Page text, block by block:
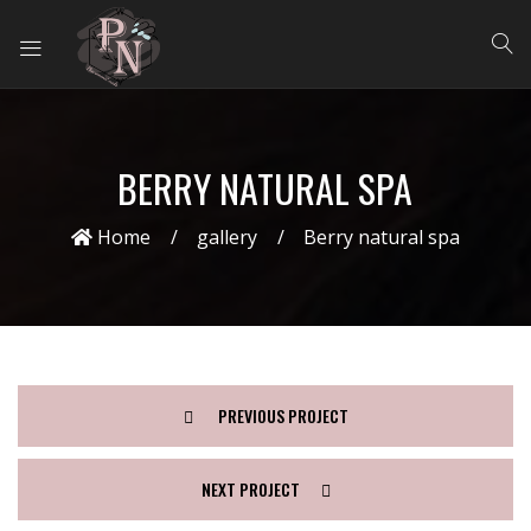
BERRY NATURAL SPA
Home gallery Berry natural spa
PREVIOUS PROJECT
NEXT PROJECT